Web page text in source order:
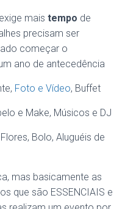
mais tempo de
precisam ser
começar o
ano de antecedência
Foto e Vídeo, Buffet
e Make, Músicos e DJ
Bolo, Aluguéis de
mas basicamente as
que são ESSENCIAIS e